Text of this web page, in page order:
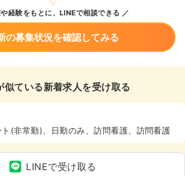
経験をもとに、LINEで相談できる
の募集状況を確認してみる
似ている新着求人を受け取る
(非常勤)、日勤のみ、訪問看護、訪問看護
LINEで受け取る